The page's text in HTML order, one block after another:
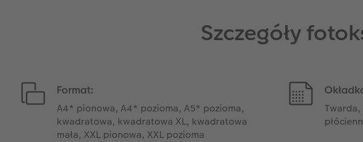
Szczegóły
Format:
A4* pionowa, A4* pozioma, A5* pozioma,
kwadratowa, kwadratowa XL, kwadratowa
mała, XXL pionowa, XXL pozioma